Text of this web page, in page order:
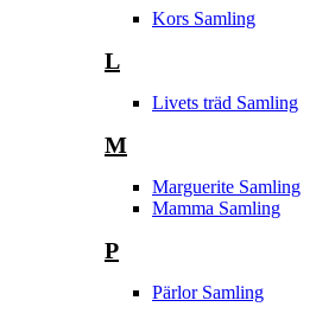
Kors Samling
L
Livets träd Samling
M
Marguerite Samling
Mamma Samling
P
Pärlor Samling